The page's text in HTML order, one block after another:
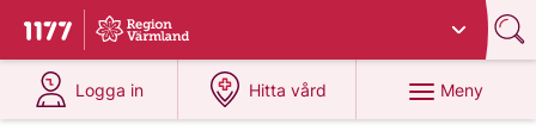
Till startsidan för 1177
Du har valt region
Logga in
på 1177.se
Hitta vård
på 1177.se
Meny